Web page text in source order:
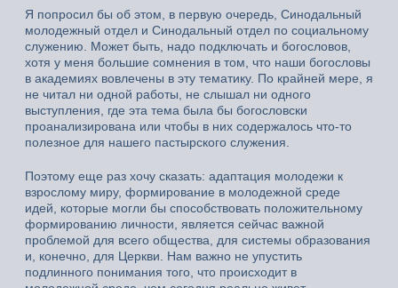
Я попросил бы об этом, в первую очередь, Синодальный
молодежный отдел и Синодальный отдел по социальному
служению. Может быть, надо подключать и богословов,
хотя у меня большие сомнения в том, что наши богословы
в академиях вовлечены в эту тематику. По крайней мере, я
не читал ни одной работы, не слышал ни одного
выступления, где эта тема была бы богословски
проанализирована или чтобы в них содержалось что-то
полезное для нашего пастырского служения.
Поэтому еще раз хочу сказать: адаптация молодежи к
взрослому миру, формирование в молодежной среде
идей, которые могли бы способствовать положительному
формированию личности, является сейчас важной
проблемой для всего общества, для системы образования
и, конечно, для Церкви. Нам важно не упустить
подлинного понимания того, что происходит в